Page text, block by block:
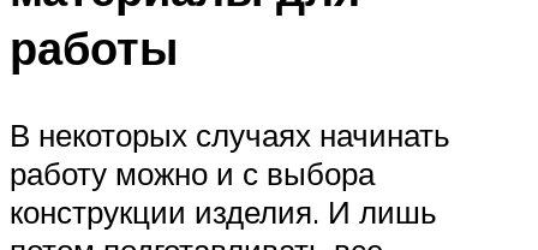
работы
В некоторых случаях начинать
работу можно и с выбора
конструкции изделия. И лишь